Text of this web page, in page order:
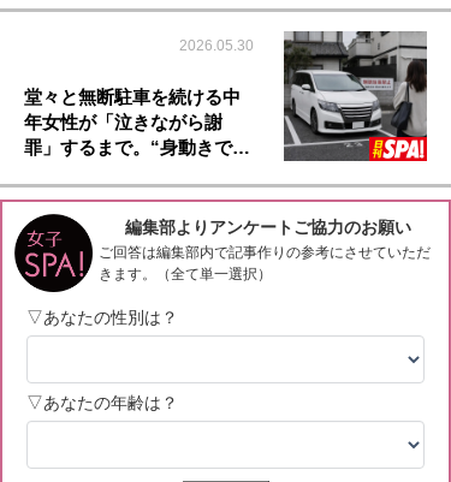
2026.05.30
堂々と無断駐車を続ける中
年女性が「泣きながら謝
罪」するまで。“身動きで…